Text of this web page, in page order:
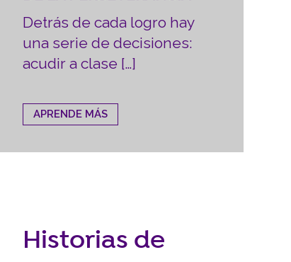
Detrás de cada logro hay
una serie de decisiones:
acudir a clase […]
APRENDE MÁS
Historias de